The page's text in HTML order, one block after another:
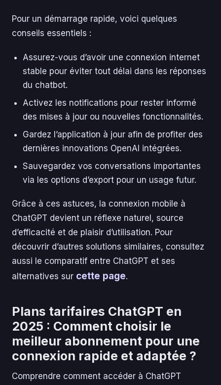
Pour un démarrage rapide, voici quelques
conseils essentiels :
Assurez-vous d’avoir une connexion internet
stable pour éviter tout délai dans les réponses
du chatbot.
Activez les notifications pour rester informé
des mises à jour ou nouvelles fonctionnalités.
Gardez l’application à jour afin de profiter des
dernières innovations OpenAI intégrées.
Sauvegardez vos conversations importantes
via les options d’export pour un usage futur.
Grâce à ces astuces, la connexion mobile à
ChatGPT devient un réflexe naturel, source
d’efficacité et de plaisir d’utilisation. Pour
découvrir d’autres solutions similaires, consultez
aussi le comparatif entre ChatGPT et ses
alternatives sur cette page.
Plans tarifaires ChatGPT en
2025 : Comment choisir le
meilleur abonnement pour une
connexion rapide et adaptée ?
Comprendre comment accéder à ChatGPT